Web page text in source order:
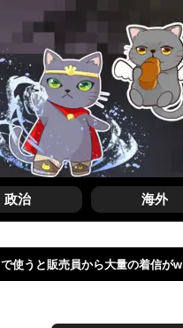
政治 海外
使うと販売員から大量の着信がw